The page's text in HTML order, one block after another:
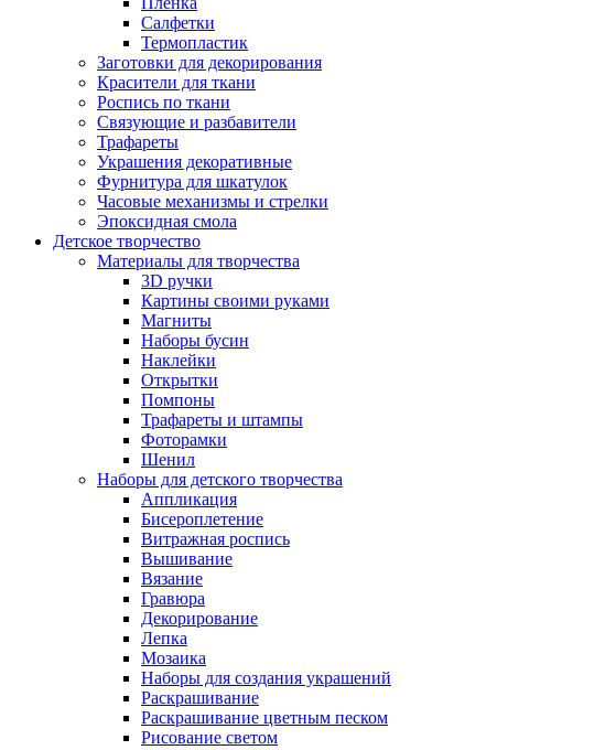
Салфетки
Термопластик
Заготовки для декорирования
Красители для ткани
Роспись по ткани
Связующие и разбавители
Трафареты
Украшения декоративные
Фурнитура для шкатулок
Часовые механизмы и стрелки
Эпоксидная смола
Детское творчество
Материалы для творчества
3D ручки
Картины своими руками
Магниты
Наборы бусин
Наклейки
Открытки
Помпоны
Трафареты и штампы
Фоторамки
Шенил
Наборы для детского творчества
Аппликация
Бисероплетение
Витражная роспись
Вышивание
Вязание
Гравюра
Декорирование
Лепка
Мозаика
Наборы для создания украшений
Раскрашивание
Раскрашивание цветным песком
Рисование светом